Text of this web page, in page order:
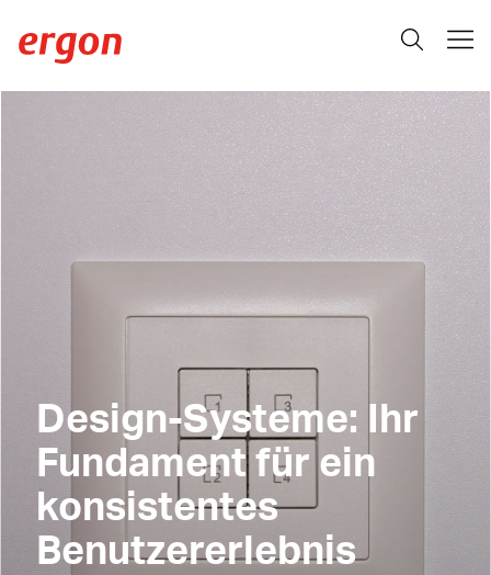
Design-Systeme: Ihr
Fundament für ein
konsistentes
Benutzererlebnis